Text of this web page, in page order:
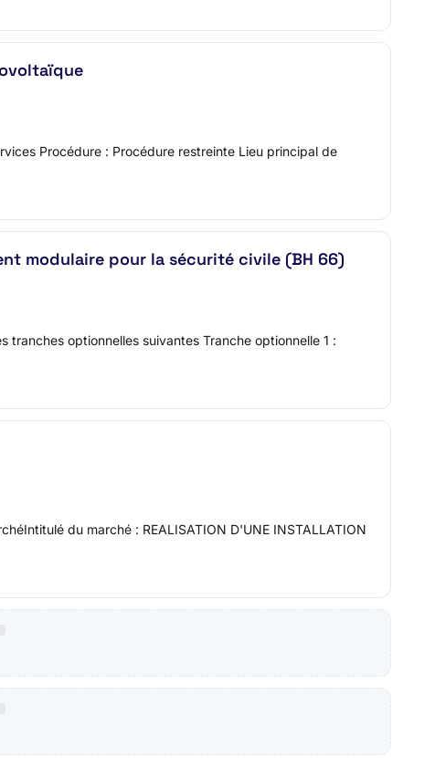
Procédure : Procédure restreinte Lieu principal de
modulaire pour la sécurité civile (BH 66)
optionnelles suivantes Tranche optionnelle 1 :
du marché : REALISATION D'UNE INSTALLATION